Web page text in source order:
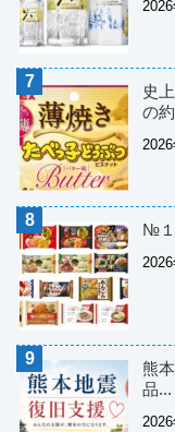
史
の
№１
熊
品...